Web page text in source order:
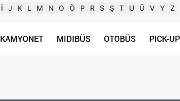
İ J K L M N O Ö P R S Ş T U Ü V Y Z
KAMYONET MIDIBÜS OTOBÜS PICK-UP